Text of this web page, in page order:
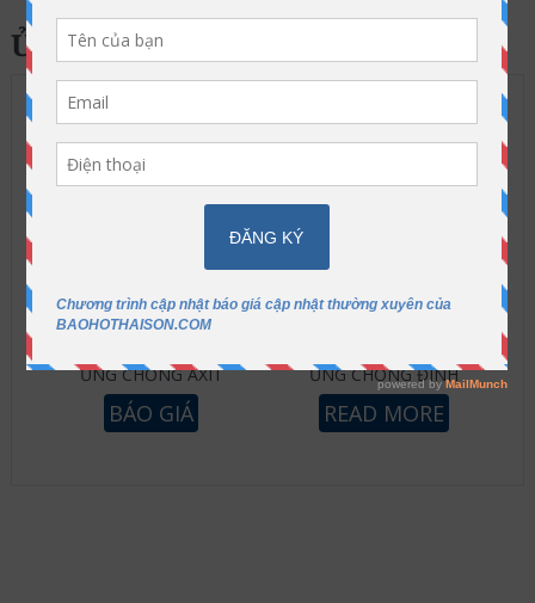
ỦNG CHỐNG HÓA CHẤT
ỦNG CHỐNG AXIT
BÁO GIÁ
ỦNG CHỐNG ĐINH
READ MORE